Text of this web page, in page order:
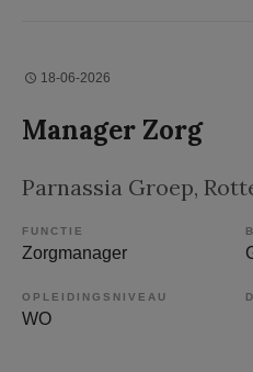
18-06-2026
Manager Zorg
Parnassia Groep,
FUNCTIE
Zorgmanager
OPLEIDINGSNIVEAU
WO